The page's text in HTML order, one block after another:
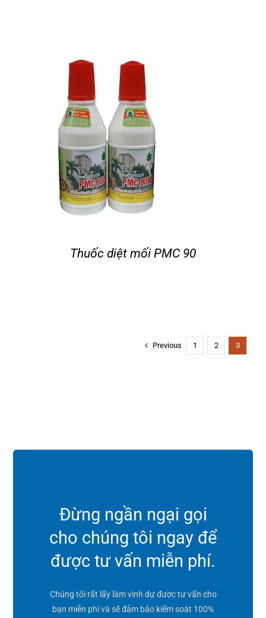
Thuốc diệt mối PMC 90
Previous 1 2 3
Đừng ngần ngại gọi
cho chúng tôi ngay để
được tư vấn miễn phí.
Chúng tôi rất lấy làm vinh dự được tư vấn cho
bạn miễn phí và sẽ đảm bảo kiểm soát 100%